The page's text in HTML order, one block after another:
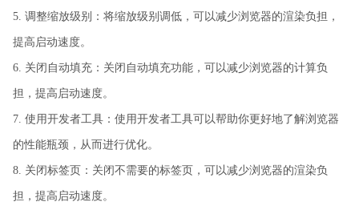
5. 调整缩放级别：将缩放级别调低，可以减少浏览器的渲染负担，
提高启动速度。
6. 关闭自动填充：关闭自动填充功能，可以减少浏览器的计算负
担，提高启动速度。
7. 使用开发者工具：使用开发者工具可以帮助你更好地了解浏览器
的性能瓶颈，从而进行优化。
8. 关闭标签页：关闭不需要的标签页，可以减少浏览器的渲染负
担，提高启动速度。